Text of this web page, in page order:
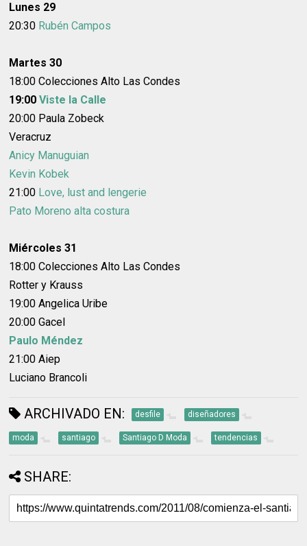
Lunes 29
20:30 Rubén Campos
Martes 30
18:00 Colecciones Alto Las Condes
19:00Viste la Calle
20:00 Paula Zobeck
Veracruz
Anicy Manuguian
Kevin Kobek
21:00 Love, lust and lengerie
Pato Moreno alta costura
Miércoles 31
18:00 Colecciones Alto Las Condes
Rotter y Krauss
19:00 Angelica Uribe
20:00 Gacel
Paulo Méndez
21:00 Aiep
Luciano Brancoli
ARCHIVADO EN: desfile diseñadores
moda santiago Santiago D Moda tendencias
SHARE: